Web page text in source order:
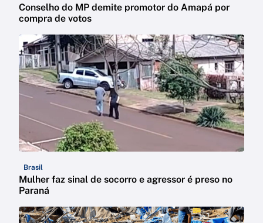
Conselho do MP demite promotor do Amapá por
compra de votos
Brasil
Mulher faz sinal de socorro e agressor é preso no
Paraná